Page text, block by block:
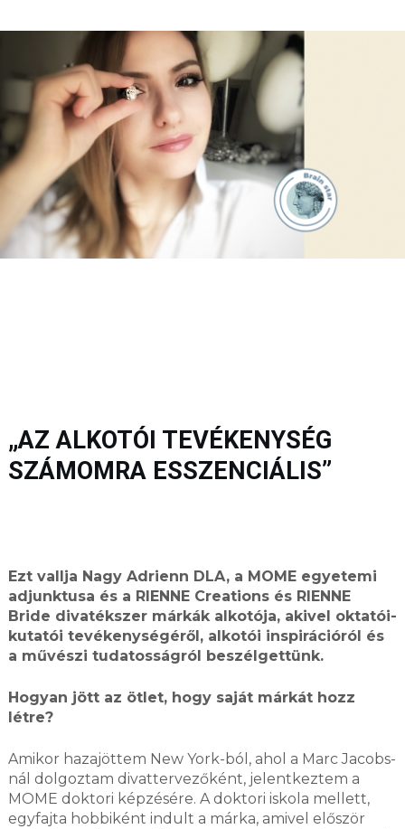
„AZ ALKOTÓI TEVÉKENYSÉG
SZÁMOMRA ESSZENCIÁLIS”
Ezt vallja Nagy Adrienn DLA, a MOME egyetemi
adjunktusa és a RIENNE Creations és RIENNE
Bride divatékszer márkák alkotója, akivel oktatói-
kutatói tevékenységéről, alkotói inspirációról és
a művészi tudatosságról beszélgettünk.
Hogyan jött az ötlet, hogy saját márkát hozz
létre?
Amikor hazajöttem New York-ból, ahol a Marc Jacobs-
nál dolgoztam divattervezőként, jelentkeztem a
MOME doktori képzésére. A doktori iskola mellett,
egyfajta hobbiként indult a márka, amivel először